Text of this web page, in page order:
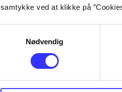
samtykke ved at klikke på
Nødvendig
...
...